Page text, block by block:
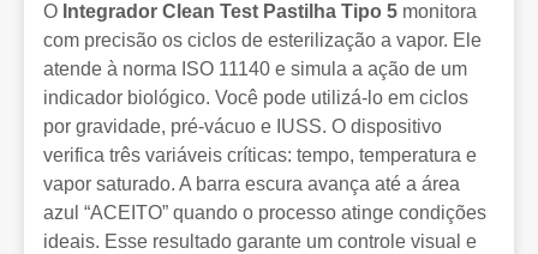
O Integrador Clean Test Pastilha Tipo 5 monitora
com precisão os ciclos de esterilização a vapor. Ele
atende à norma ISO 11140 e simula a ação de um
indicador biológico. Você pode utilizá-lo em ciclos
por gravidade, pré-vácuo e IUSS. O dispositivo
verifica três variáveis críticas: tempo, temperatura e
vapor saturado. A barra escura avança até a área
azul “ACEITO” quando o processo atinge condições
ideais. Esse resultado garante um controle visual e